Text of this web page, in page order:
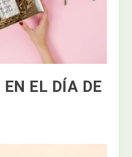
EL DÍA DE